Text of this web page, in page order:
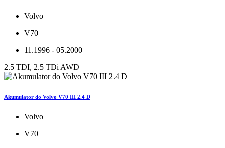
Volvo
V70
11.1996 - 05.2000
2.5 TDI, 2.5 TDi AWD
Akumulator do Volvo V70 III 2.4 D
Volvo
V70